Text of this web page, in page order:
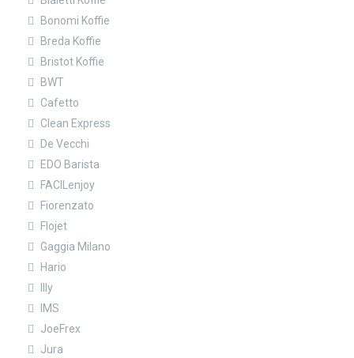
Bonomi Koffie
Breda Koffie
Bristot Koffie
BWT
Cafetto
Clean Express
De Vecchi
EDO Barista
FACILenjoy
Fiorenzato
Flojet
Gaggia Milano
Hario
Illy
IMS
JoeFrex
Jura